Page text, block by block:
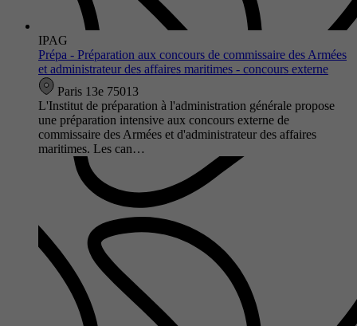
IPAG
Prépa - Préparation aux concours de commissaire des Armées
et administrateur des affaires maritimes - concours externe
Paris 13e 75013
L'Institut de préparation à l'administration générale propose
une préparation intensive aux concours externe de
commissaire des Armées et d'administrateur des affaires
maritimes. Les can…